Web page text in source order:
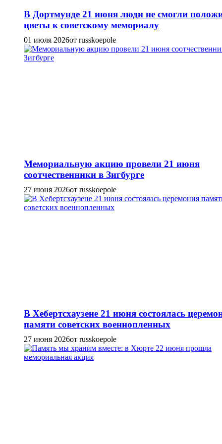
В Дортмунде 21 июня люди не смогли
цветы к советскому мемориалу
01 июля 2026от russkoepole
Мемориальную акцию провели 21 июня
соотчественники в Зигбурге
27 июня 2026от russkoepole
В Хебертсхаузене 21 июня состоялась
памяти советских военнопленных
27 июня 2026от russkoepole